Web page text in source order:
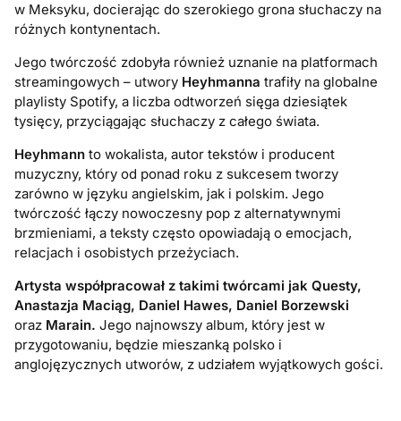
w Meksyku, docierając do szerokiego grona słuchaczy na
różnych kontynentach.
Jego twórczość zdobyła również uznanie na platformach
streamingowych – utwory Heyhmanna trafiły na globalne
playlisty Spotify, a liczba odtworzeń sięga dziesiątek
tysięcy, przyciągając słuchaczy z całego świata.
Heyhmann to wokalista, autor tekstów i producent
muzyczny, który od ponad roku z sukcesem tworzy
zarówno w języku angielskim, jak i polskim. Jego
twórczość łączy nowoczesny pop z alternatywnymi
brzmieniami, a teksty często opowiadają o emocjach,
relacjach i osobistych przeżyciach.
Artysta współpracował z takimi twórcami jak Questy,
Anastazja Maciąg, Daniel Hawes, Daniel Borzewski
oraz Marain. Jego najnowszy album, który jest w
przygotowaniu, będzie mieszanką polsko i
anglojęzycznych utworów, z udziałem wyjątkowych gości.